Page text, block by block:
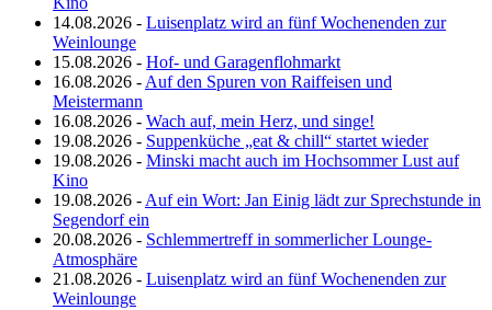
14.08.2026 - Luisenplatz wird an fünf Wochenenden zur
Weinlounge
15.08.2026 - Hof- und Garagenflohmarkt
16.08.2026 - Auf den Spuren von Raiffeisen und
Meistermann
16.08.2026 - Wach auf, mein Herz, und singe!
19.08.2026 - Suppenküche „eat & chill“ startet wieder
19.08.2026 - Minski macht auch im Hochsommer Lust auf
Kino
19.08.2026 - Auf ein Wort: Jan Einig lädt zur Sprechstunde in
Segendorf ein
20.08.2026 - Schlemmertreff in sommerlicher Lounge-
Atmosphäre
21.08.2026 - Luisenplatz wird an fünf Wochenenden zur
Weinlounge